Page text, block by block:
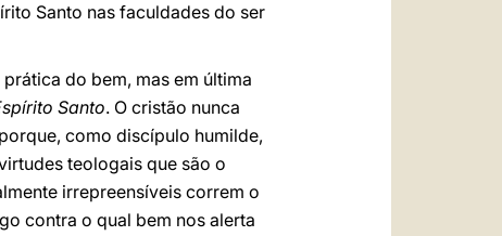
Santo nas faculdades do ser
do bem, mas em última
Santo. O cristão nunca
como discípulo humilde,
teologais que são o
irrepreensíveis correm o
contra o qual bem nos alerta